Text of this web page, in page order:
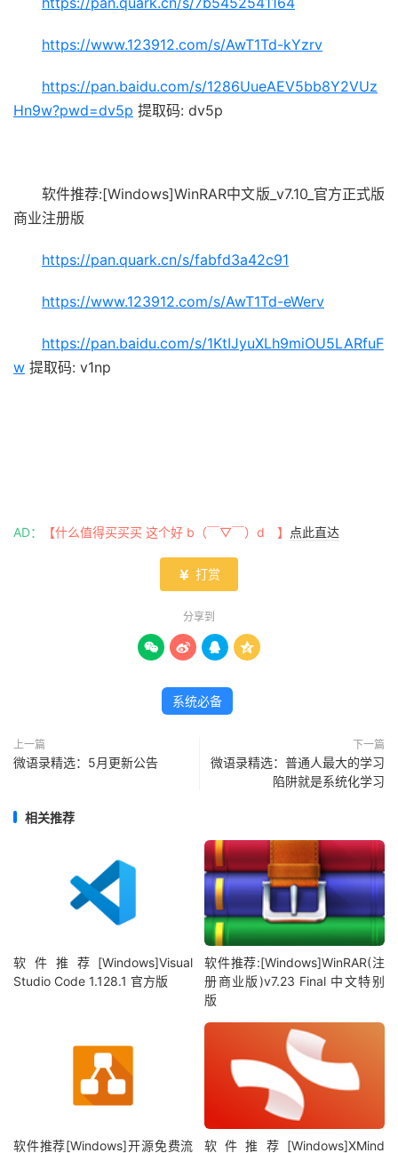
https://www.123912.com/s/AwT1Td-kYzrv
https://pan.baidu.com/s/1286UueAEV5bb8Y2VUz
Hn9w?pwd=dv5p 提取码: dv5p
软件推荐:[Windows]WinRAR中文版_v7.10_官方正式版
商业注册版
https://pan.quark.cn/s/fabfd3a42c91
https://www.123912.com/s/AwT1Td-eWerv
https://pan.baidu.com/s/1KtIJyuXLh9miOU5LARfuF
w 提取码: v1np
AD： 【什么值得买买买 这个好 b（￣▽￣）d 】 点此直达
 打赏
分享到
   
系统必备
上一篇
微语录精选：5月更新公告
下一篇
微语录精选：普通人最大的学习
陷阱就是系统化学习
相关推荐
软件推荐[Windows]Visual
Studio Code 1.128.1 官方版
软件推荐:[Windows]WinRAR(注
册商业版)v7.23 Final 中文特别
版
软件推荐[Windows]开源免费流
软件推荐[Windows]XMind